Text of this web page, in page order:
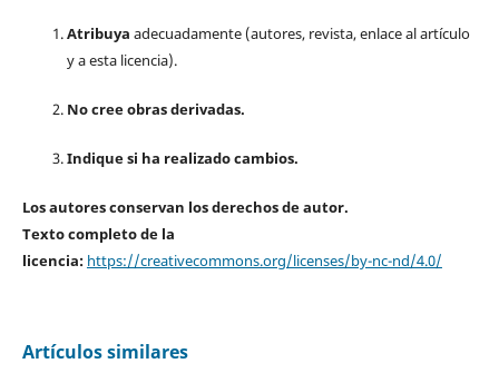
Atribuya adecuadamente (autores, revista, enlace al artículo
y a esta licencia).
No cree obras derivadas.
Indique si ha realizado cambios.
Los autores conservan los derechos de autor.
Texto completo de la
licencia: https://creativecommons.org/licenses/by-nc-nd/4.0/
Artículos similares